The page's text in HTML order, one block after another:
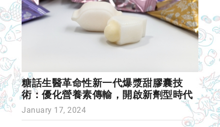
糖話生醫革命性新一代爆漿甜膠囊技
術：優化營養素傳輸，開啟新劑型時代
January 17, 2024